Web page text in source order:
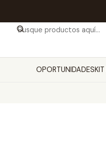
OPORTUNIDADES